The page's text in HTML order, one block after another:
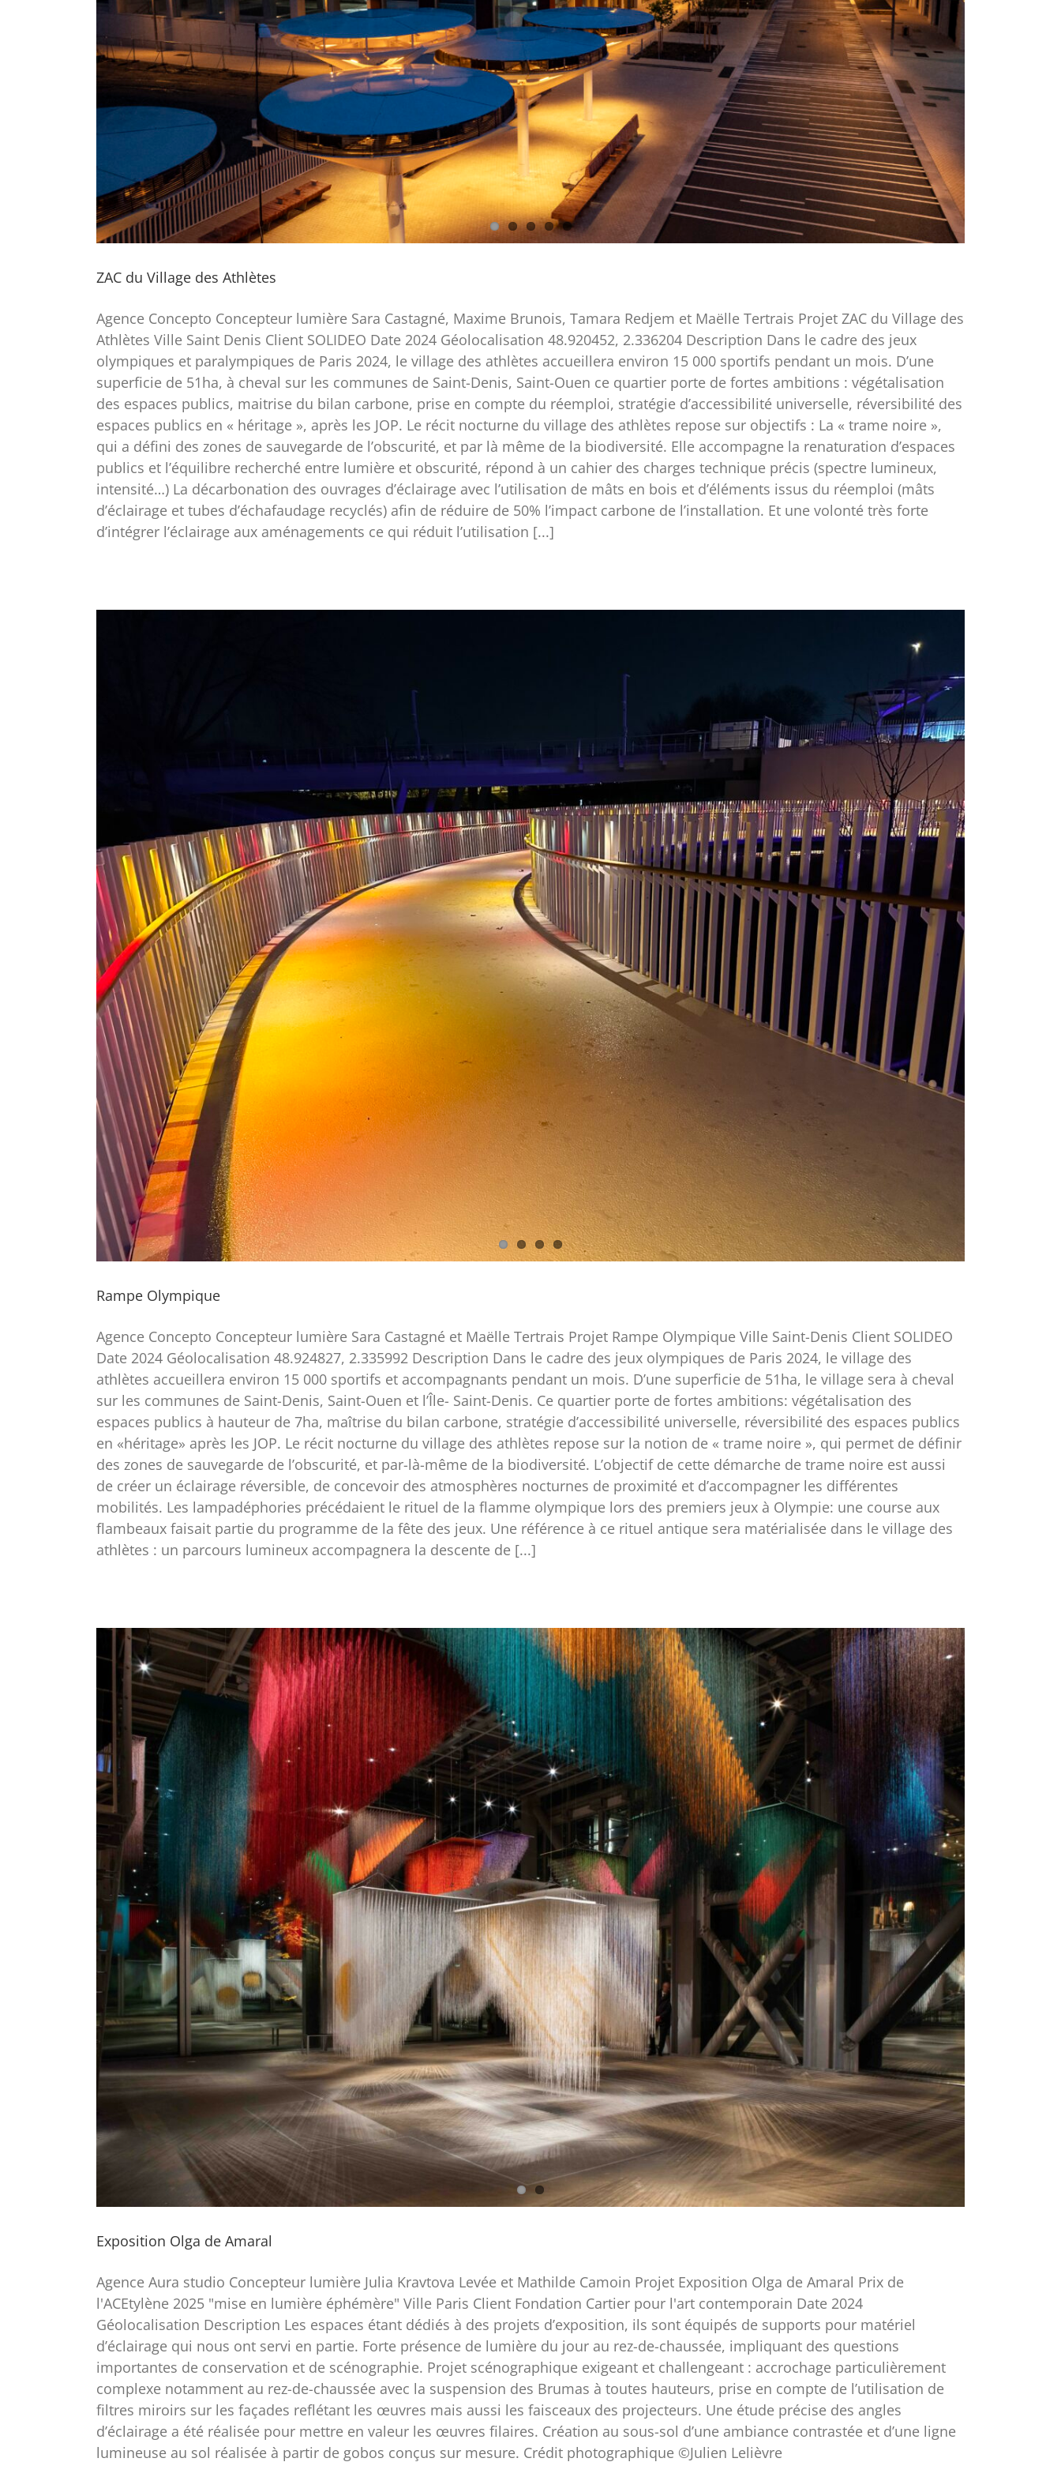
ZAC du Village des Athlètes
Agence Concepto Concepteur lumière Sara Castagné, Maxime Brunois, Tamara Redjem et Maëlle Tertrais Projet ZAC du Village des
Athlètes Ville Saint Denis Client SOLIDEO Date 2024 Géolocalisation 48.920452, 2.336204 Description Dans le cadre des jeux
olympiques et paralympiques de Paris 2024, le village des athlètes accueillera environ 15 000 sportifs pendant un mois. D’une
superficie de 51ha, à cheval sur les communes de Saint-Denis, Saint-Ouen ce quartier porte de fortes ambitions : végétalisation
qui a défini des zones de sauvegarde de l’obscurité, et par là même de la biodiversité. Elle accompagne la renaturation d’espaces
intensité…) La décarbonation des ouvrages d’éclairage avec l’utilisation de mâts en bois et d’éléments issus du réemploi (mâts
d’éclairage et tubes d’échafaudage recyclés) afin de réduire de 50% l’impact carbone de l’installation. Et une volonté très forte
d’intégrer l’éclairage aux aménagements ce qui réduit l’utilisation [...]
Rampe Olympique
Agence Concepto Concepteur lumière Sara Castagné et Maëlle Tertrais Projet Rampe Olympique Ville Saint-Denis Client SOLIDEO
Date 2024 Géolocalisation 48.924827, 2.335992 Description Dans le cadre des jeux olympiques de Paris 2024, le village des
athlètes accueillera environ 15 000 sportifs et accompagnants pendant un mois. D’une superficie de 51ha, le village sera à cheval
sur les communes de Saint-Denis, Saint-Ouen et l’Île- Saint-Denis. Ce quartier porte de fortes ambitions: végétalisation des
espaces publics à hauteur de 7ha, maîtrise du bilan carbone, stratégie d’accessibilité universelle, réversibilité des espaces publics
en «héritage» après les JOP. Le récit nocturne du village des athlètes repose sur la notion de « trame noire », qui permet de définir
des zones de sauvegarde de l’obscurité, et par-là-même de la biodiversité. L’objectif de cette démarche de trame noire est aussi
de créer un éclairage réversible, de concevoir des atmosphères nocturnes de proximité et d’accompagner les différentes
mobilités. Les lampadéphories précédaient le rituel de la flamme olympique lors des premiers jeux à Olympie: une course aux
flambeaux faisait partie du programme de la fête des jeux. Une référence à ce rituel antique sera matérialisée dans le village des
athlètes : un parcours lumineux accompagnera la descente de [...]